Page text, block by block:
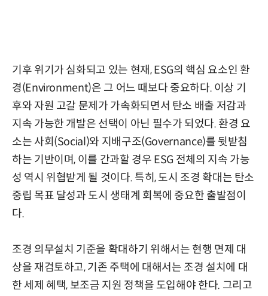
기후 위기가 심화되고 있는 현재, ESG의 핵심 요소인 환
경(Environment)은 그 어느 때보다 중요하다. 이상 기
후와 자원 고갈 문제가 가속화되면서 탄소 배출 저감과
지속 가능한 개발은 선택이 아닌 필수가 되었다. 환경 요
소는 사회(Social)와 지배구조(Governance)를 뒷받침
하는 기반이며, 이를 간과할 경우 ESG 전체의 지속 가능
성 역시 위협받게 될 것이다. 특히, 도시 조경 확대는 탄소
중립 목표 달성과 도시 생태계 회복에 중요한 출발점이
다.
조경 의무설치 기준을 확대하기 위해서는 현행 면제 대
상을 재검토하고, 기존 주택에 대해서는 조경 설치에 대
한 세제 혜택, 보조금 지원 정책을 도입해야 한다. 그리고